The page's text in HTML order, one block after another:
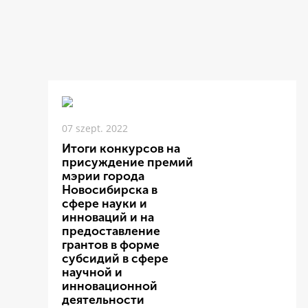
07 szept. 2022
Итоги конкурсов на
присуждение премий
мэрии города
Новосибирска в
сфере науки и
инноваций и на
предоставление
грантов в форме
субсидий в сфере
научной и
инновационной
деятельности